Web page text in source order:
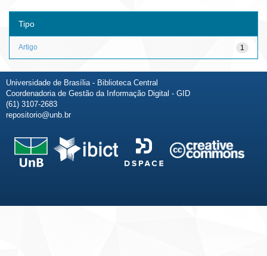
Tipo
1
Artigo
Universidade de Brasília - Biblioteca Central
Coordenadoria de Gestão da Informação Digital - GID
(61) 3107-2683
repositorio@unb.br